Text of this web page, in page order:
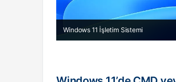
Windows 11 İşletim Sistemi